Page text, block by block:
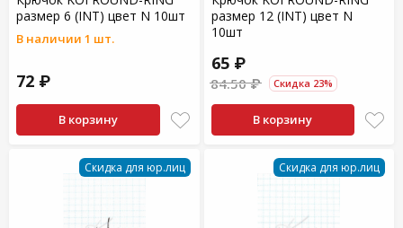
размер 6 (INT) цвет N 10шт
В наличии 1 шт.
72 ₽
В корзину
размер 12 (INT) цвет N
10шт
65 ₽
84.50 ₽ Скидка 23%
В корзину
Скидка для юр.лиц Скидка для юр.лиц